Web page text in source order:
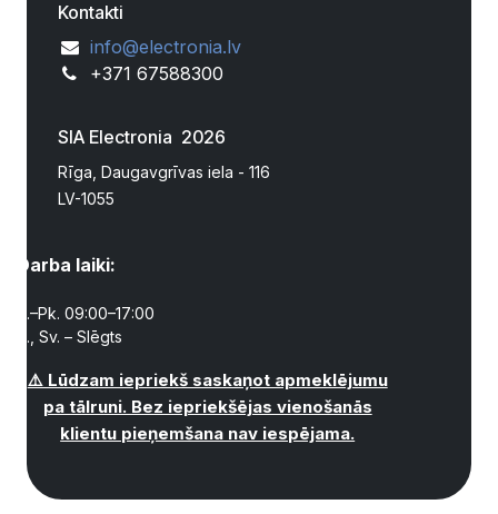
Kontakti
info@electronia.lv
+371 67588300
SIA Electronia 2026
Rīga, Daugavgrīvas iela - 116
LV-1055
Darba laiki:
P.–Pk. 09:00–17:00
S., Sv. – Slēgts
⚠️ Lūdzam iepriekš saskaņot apmeklējumu
pa tālruni. Bez iepriekšējas vienošanās
klientu pieņemšana nav iespējama.